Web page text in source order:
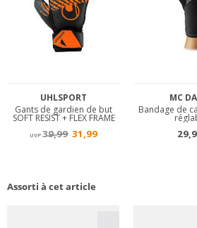
Assorti à cet article